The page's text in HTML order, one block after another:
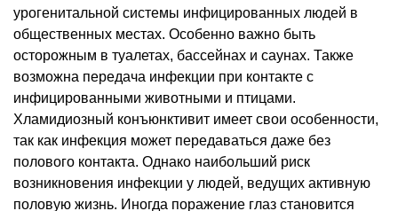
урогенитальной системы инфицированных людей в
общественных местах. Особенно важно быть
осторожным в туалетах, бассейнах и саунах. Также
возможна передача инфекции при контакте с
инфицированными животными и птицами.
Хламидиозный конъюнктивит имеет свои особенности,
так как инфекция может передаваться даже без
полового контакта. Однако наибольший риск
возникновения инфекции у людей, ведущих активную
половую жизнь. Иногда поражение глаз становится